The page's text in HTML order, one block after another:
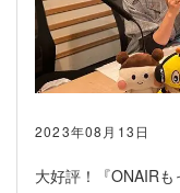
2023年08月13日
大好評！『ONAIR